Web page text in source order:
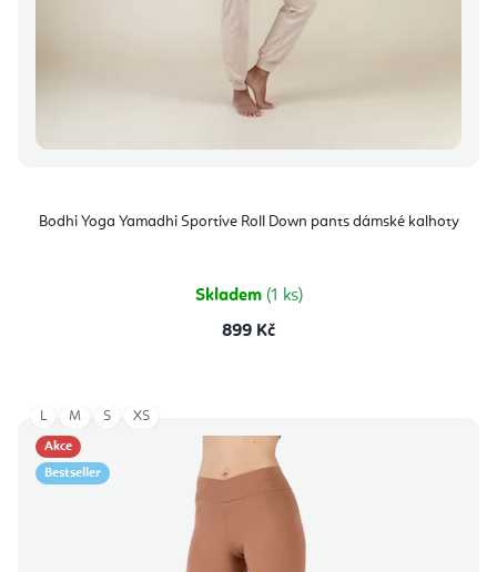
Bodhi Yoga Yamadhi Sportive Roll Down pants dámské kalhoty
Skladem (1 ks)
899 Kč
Akce
Bestseller
L M S XS